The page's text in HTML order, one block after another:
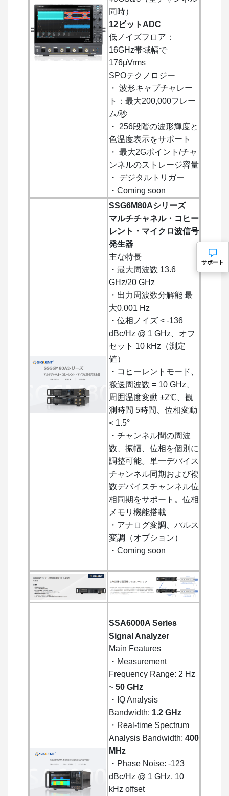
同時）
12ビットADC
低ノイズフロア：
16GHz帯域幅で
176μVrms
SPOテクノロジー
・ 波形キャプチャレー
ト：最大200,000フレー
ム/秒
・ 256段階の波形輝度と
色温度表示をサポート
・ 最大2Gポイント/チャ
ンネルのストレージ容量
・ デジタルトリガー
・Coming soon
SSG6M80Aシリーズ
マルチチャネル・コヒー
レント・マイクロ波信号
発生器
主な特長
・最大周波数 13.6
GHz/20 GHz
・出力周波数分解能 最
大0.001 Hz
・位相ノイズ < -136
dBc/Hz @ 1 GHz、オフ
セット 10 kHz（測定
値）
・コヒーレントモード、
搬送周波数 = 10 GHz、
周囲温度変動 ±2℃、観
測時間 5時間、位相変動
< 1.5°
・チャンネル間の周波
数、振幅、位相を個別に
調整可能。単一デバイス
チャンネル同期および複
数デバイスチャンネル位
相同期をサポート。位相
メモリ機能搭載
・アナログ変調、パルス
変調（オプション）
・Coming soon
SSA6000A Series
Signal Analyzer
Main Features
・Measurement
Frequency Range: 2 Hz
~ 50 GHz
・IQ Analysis
Bandwidth: 1.2 GHz
・Real-time Spectrum
Analysis Bandwidth: 400
MHz
・Phase Noise: -123
dBc/Hz @ 1 GHz, 10
kHz offset
サポート